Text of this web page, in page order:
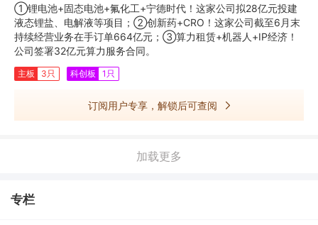
①锂电池+固态电池+氟化工+宁德时代！这家公司拟28亿元投建
液态锂盐、电解液等项目；②创新药+CRO！这家公司截至6月末
持续经营业务在手订单664亿元；③算力租赁+机器人+IP经济！
公司签署32亿元算力服务合同。
主板 3只 科创板 1只
订阅用户专享，解锁后可查阅
加载更多
专栏